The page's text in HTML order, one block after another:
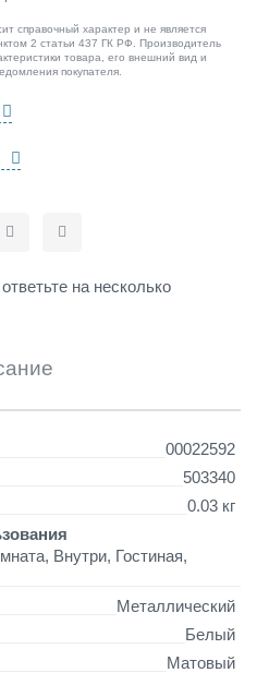
справочный характер и не является
2 статьи 437 ГК РФ. Производитель
товара, его внешний вид и
покупателя.
СравнитьОтложить
на несколько
00022592
503340
0.03 кг
Внутри, Гостиная,
Металлический
Белый
Матовый